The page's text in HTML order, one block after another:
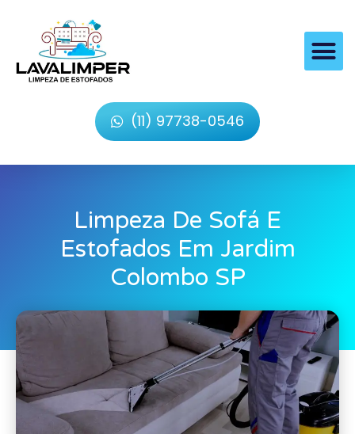
(11) 97738-0546
Limpeza De Sofá E
Estofados Em Jardim
Colombo SP